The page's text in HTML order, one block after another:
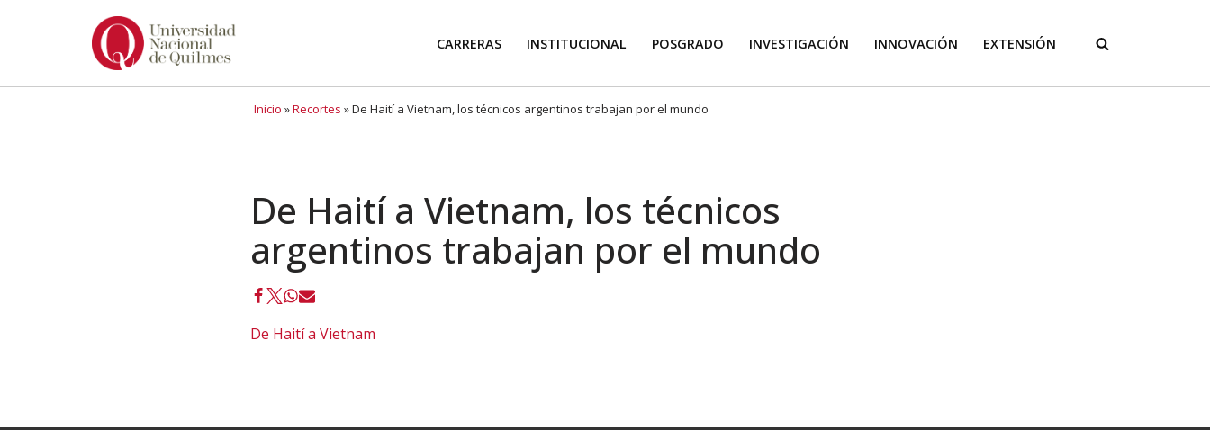
CARRERAS INSTITUCIONAL POSGRADO INVESTIGACIÓN INNOVACIÓN EXTENSIÓN
Inicio »Recortes »De Haití a Vietnam, los técnicos argentinos trabajan por el mundo
De Haití a Vietnam, los técnicos
argentinos trabajan por el mundo
De Haití a Vietnam